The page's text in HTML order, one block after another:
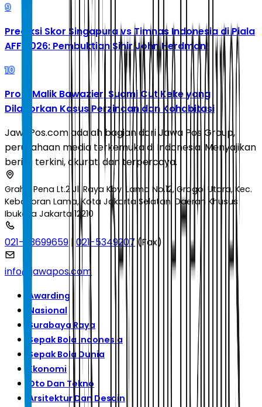
9
Prediksi Skor Singapura vs Timnas Indonesia di Piala
AFF 2026: Pembuktian Sihir John Herdman!
10
Profil Malik Bawazier, Suami Cut Keke yang
Dilaporkan Kasus Perzinaan dan Kohabitasi
JawaPos.com adalah bagian dari Jawa Pos Group,
perusahaan media terkemuka di Indonesia. Menyajikan
berita terkini, akurat, dan terpercaya.
Graha Pena Lt.2 Jl. Raya Kby. Lama No.12, Grogol Utara, Kec.
Kebayoran Lama, Kota Jakarta Selatan, Daerah Khusus
Ibukota Jakarta 12210
021-53699659 | 021-5349207 (Fax)
info@jawapos.com
Awarding
Nasional
Surabaya Raya
Sepak Bola Indonesia
Sepak Bola Dunia
Ekonomi
Oto Dan Tekno
Arsitektur Dan Desain